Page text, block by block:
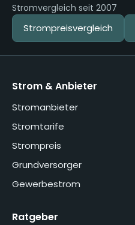
Stromvergleich seit 2007
Strompreisvergleich
Strom & Anbieter
Stromanbieter
Stromtarife
Strompreis
Grundversorger
Gewerbestrom
Ratgeber